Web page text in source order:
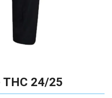
THC 24/25